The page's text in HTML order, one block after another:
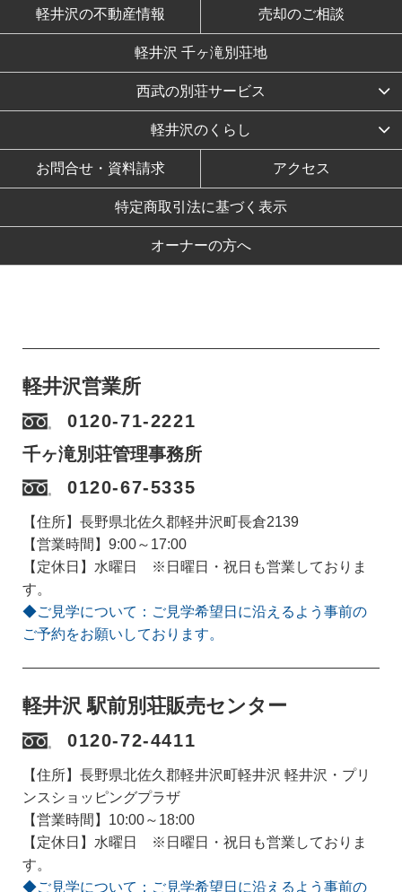
軽井沢の不動産情報 売却のご相談
軽井沢 千ヶ滝別荘地
西武の別荘サービス
軽井沢のくらし
お問合せ・資料請求 アクセス
特定商取引法に基づく表示
オーナーの方へ
軽井沢営業所
0120-71-2221
千ヶ滝別荘管理事務所
0120-67-5335
【住所】長野県北佐久郡軽井沢町長倉2139
【営業時間】9:00～17:00
【定休日】水曜日 ※日曜日・祝日も営業しておりま
す。
◆ご見学について：ご見学希望日に沿えるよう事前の
ご予約をお願いしております。
軽井沢 駅前別荘販売センター
0120-72-4411
【住所】長野県北佐久郡軽井沢町軽井沢 軽井沢・プリ
ンスショッピングプラザ
【営業時間】10:00～18:00
【定休日】水曜日 ※日曜日・祝日も営業しておりま
す。
◆ご見学について：ご見学希望日に沿えるよう事前の